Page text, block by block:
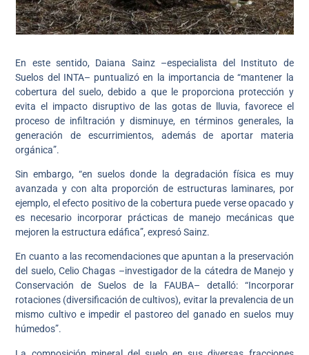
En este sentido, Daiana Sainz –especialista del Instituto de
Suelos del INTA– puntualizó en la importancia de “mantener la
cobertura del suelo, debido a que le proporciona protección y
evita el impacto disruptivo de las gotas de lluvia, favorece el
proceso de infiltración y disminuye, en términos generales, la
generación de escurrimientos, además de aportar materia
orgánica”.
Sin embargo, “en suelos donde la degradación física es muy
avanzada y con alta proporción de estructuras laminares, por
ejemplo, el efecto positivo de la cobertura puede verse opacado y
es necesario incorporar prácticas de manejo mecánicas que
mejoren la estructura edáfica”, expresó Sainz.
En cuanto a las recomendaciones que apuntan a la preservación
del suelo, Celio Chagas –investigador de la cátedra de Manejo y
Conservación de Suelos de la FAUBA– detalló: “Incorporar
rotaciones (diversificación de cultivos), evitar la prevalencia de un
mismo cultivo e impedir el pastoreo del ganado en suelos muy
húmedos”.